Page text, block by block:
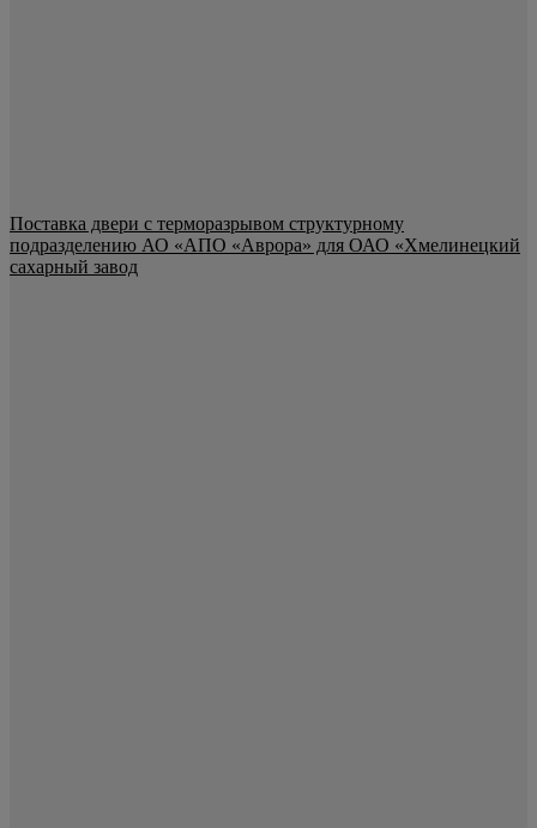
Поставка двери с терморазрывом структурному
подразделению АО «АПО «Аврора» для ОАО «Хмелинецкий
сахарный завод